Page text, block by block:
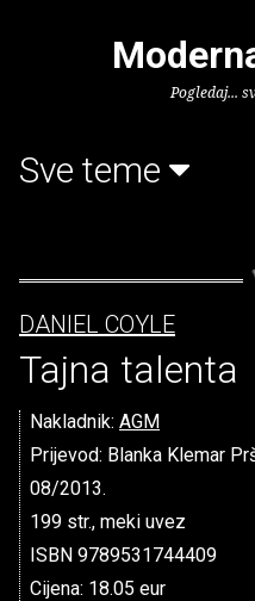
Pogledaj...
Sve teme
DANIEL COYLE
Tajna talenta
Nakladnik: AGM
Prijevod: Blanka Klemar
08/2013.
199 str., meki uvez
ISBN 9789531744409
Cijena: 18.05 eur